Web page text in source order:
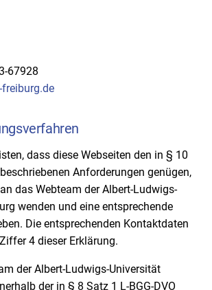
67928
dass diese Webseiten den in § 10
Anforderungen genügen,
das Webteam der Albert-Ludwigs-
wenden und eine entsprechende
Die entsprechenden Kontaktdaten
4 dieser Erklärung.
der Albert-Ludwigs-Universität
der in § 8 Satz 1 L-BGG-DVO